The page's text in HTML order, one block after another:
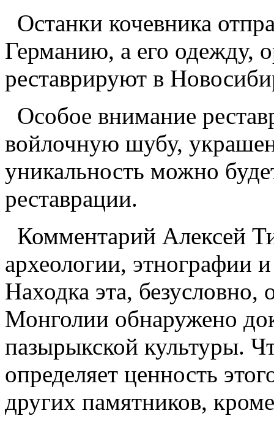
Останки кочевника
Германию, а его одежду,
реставрируют в
Особое внимание
войлочную шубу,
уникальность можно
реставрации.
Комментарий Алексей
археологии, этнографии
Находка эта, безусловно,
Монголии обнаружено
пазырыкской культуры.
определяет ценность
других памятников,